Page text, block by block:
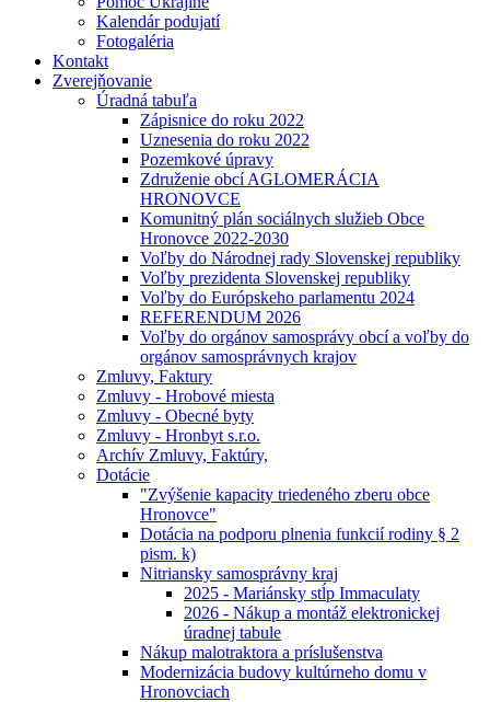
Kalendár podujatí
Fotogaléria
Kontakt
Zverejňovanie
Úradná tabuľa
Zápisnice do roku 2022
Uznesenia do roku 2022
Pozemkové úpravy
Združenie obcí AGLOMERÁCIA
HRONOVCE
Komunitný plán sociálnych služieb Obce
Hronovce 2022-2030
Voľby do Národnej rady Slovenskej republiky
Voľby prezidenta Slovenskej republiky
Voľby do Európskeho parlamentu 2024
REFERENDUM 2026
Voľby do orgánov samosprávy obcí a voľby do
orgánov samosprávnych krajov
Zmluvy, Faktury
Zmluvy - Hrobové miesta
Zmluvy - Obecné byty
Zmluvy - Hronbyt s.r.o.
Archív Zmluvy, Faktúry,
Dotácie
"Zvýšenie kapacity triedeného zberu obce
Hronovce"
Dotácia na podporu plnenia funkcií rodiny § 2
pism. k)
Nitriansky samosprávny kraj
2025 - Mariánsky stĺp Immaculaty
2026 - Nákup a montáž elektronickej
úradnej tabule
Nákup malotraktora a príslušenstva
Modernizácia budovy kultúrneho domu v
Hronovciach